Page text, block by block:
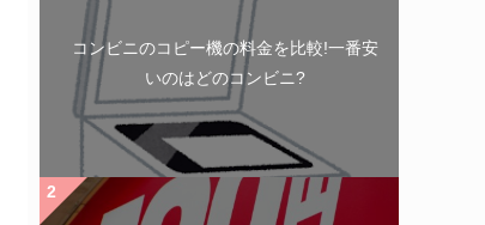
コンビニのコピー機の料金を比較!一番安
いのはどのコンビニ?